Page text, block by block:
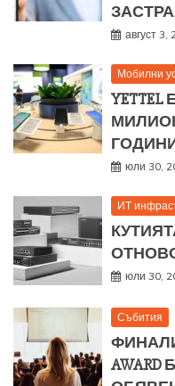
август 3,
Мобилни
юли 30,
ИТ
юли 30,
Събития